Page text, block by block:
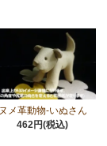
ヌメ革動物-いぬさん
462円(税込)